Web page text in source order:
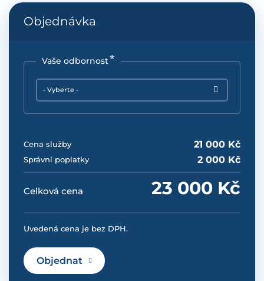
Objednávka
Vaše odbornost
- Vyberte -
Cena služby 21 000 Kč
Správní poplatky 2 000 Kč
Celková cena 23 000 Kč
Uvedená cena je bez DPH.
Objednat